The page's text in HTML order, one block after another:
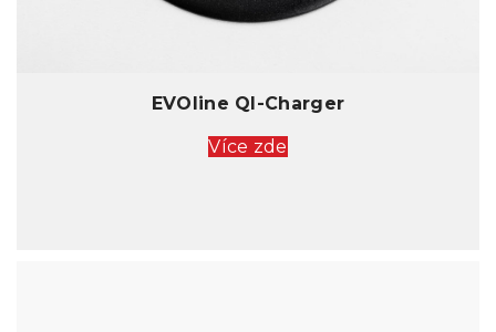
EVOline QI-Charger
Více zde